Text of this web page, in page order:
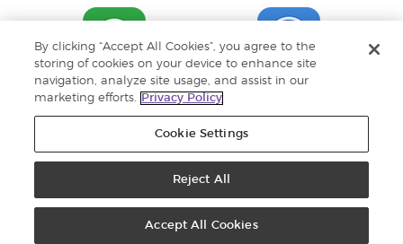
By clicking “Accept All Cookies”, you agree to the
storing of cookies on your device to enhance site
navigation, analyze site usage, and assist in our
marketing efforts.
Privacy Policy
Cookie Settings
Reject All
Accept All Cookies